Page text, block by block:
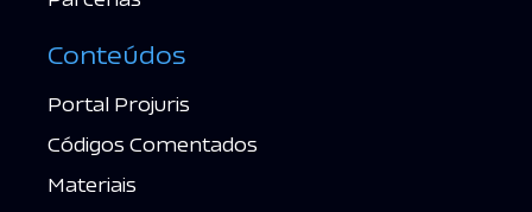
Códigos Comentados
Materiais
JurisCast